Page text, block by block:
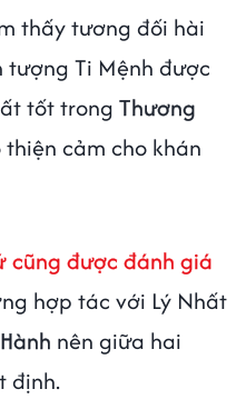
thấy tương đối hài
tượng Ti Mệnh được
tốt trong Thương
cảm cho khán
cũng được đánh giá
hợp tác với Lý Nhất
nên giữa hai
định.